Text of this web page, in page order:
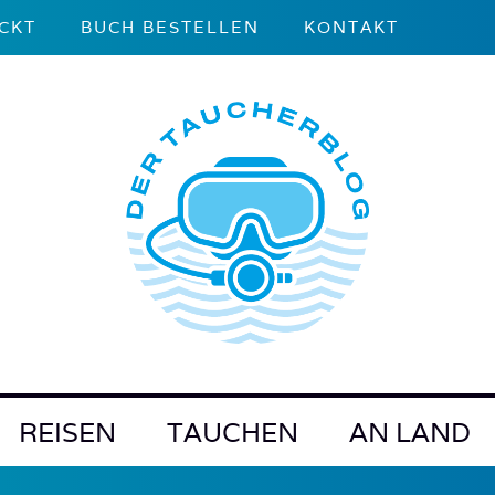
BUCH BESTELLEN KONTAKT
REISEN TAUCHEN AN LAND